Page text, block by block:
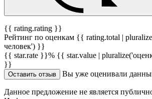
{{ rating.rating }}
Рейтинг по оценкам {{ rating.total |
человек') }}
{{ star.rate }}% {{ star.value |
}}
Оставить отзыв Вы уже оценивали
Данное предложение не является